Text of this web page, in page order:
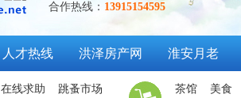
合作热线： 13915154595
人才热线 洪泽房产网 淮安月老
在线求助
跳蚤市场
茶馆
美食